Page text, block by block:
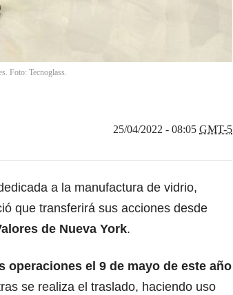
Foto: Tecnoglass.
25/04/2022 - 08:05 GMT-5
a la manufactura de vidrio,
que transferirá sus acciones desde
de Nueva York.
operaciones el 9 de mayo de este año
se realiza el traslado, haciendo uso